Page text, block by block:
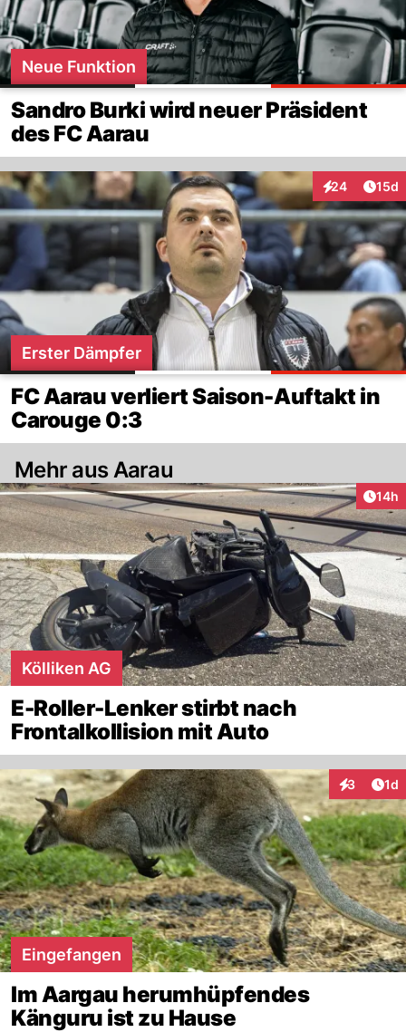
Neue Funktion
Sandro Burki wird neuer Präsident
des FC Aarau
24
Interaktionen
15d
Erster Dämpfer
FC Aarau verliert Saison-Auftakt in
Carouge 0:3
Mehr aus Aarau
14h
Kölliken AG
E-Roller-Lenker stirbt nach
Frontalkollision mit Auto
3 1d
Eingefangen
Im Aargau herumhüpfendes
Känguru ist zu Hause